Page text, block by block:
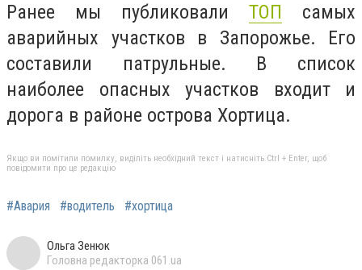
Ранее мы публиковали ТОП самых
аварийных участков в Запорожье. Его
составили патрульные. В список
наиболее опасных участков входит и
дорога в районе острова Хортица.
Якщо ви помітили помилку, виділіть необхідний текст і натисніть Ctrl + Enter, щоб
повідомити про це редакцію
#Авария #водитель #хортица
Ольга Зенюк
Головна редакторка 061.ua